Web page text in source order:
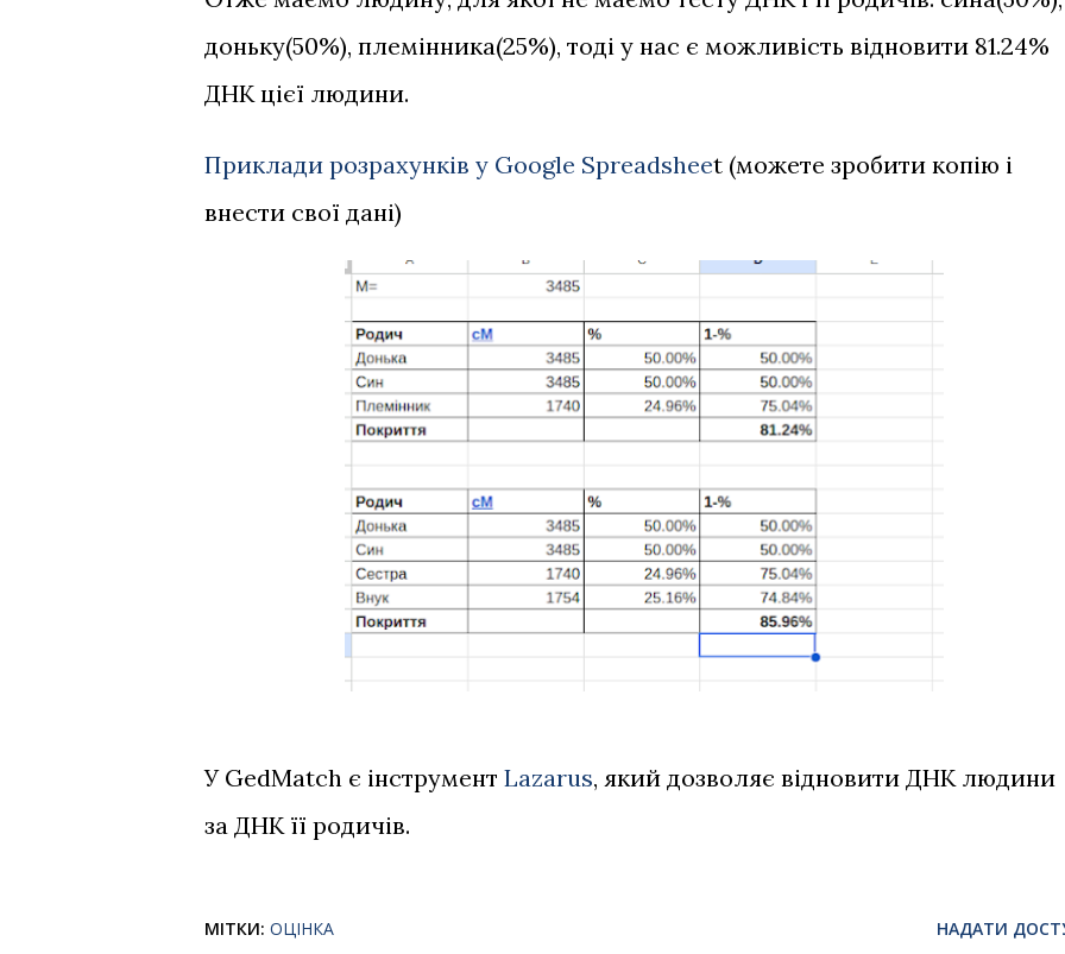
доньку(50%), племінника(25%), тоді у нас є можливість відновити 81.24%
ДНК цієї людини.
Приклади розрахунків у Google Spreadsheet (можете зробити копію і
внести свої дані)
У GedMatch є інструмент Lazarus, який дозволяє відновити ДНК людини
за ДНК її родичів.
МІТКИ: ОЦІНКА НАДАТИ